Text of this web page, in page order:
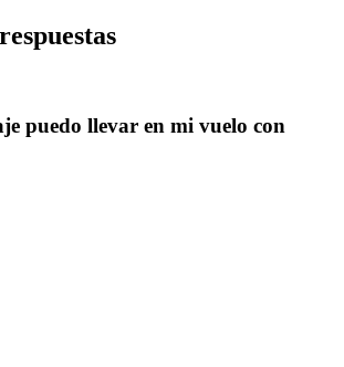
puedo llevar en mi vuelo con